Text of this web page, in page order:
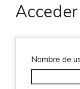
Acceder
Nombre de